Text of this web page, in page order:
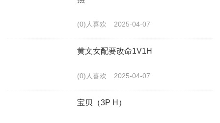
(0)人喜欢 2025-04-07
黄文女配要改命1V1H
(0)人喜欢 2025-04-07
宝贝（3P H）